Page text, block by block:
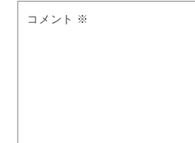
コメント ※